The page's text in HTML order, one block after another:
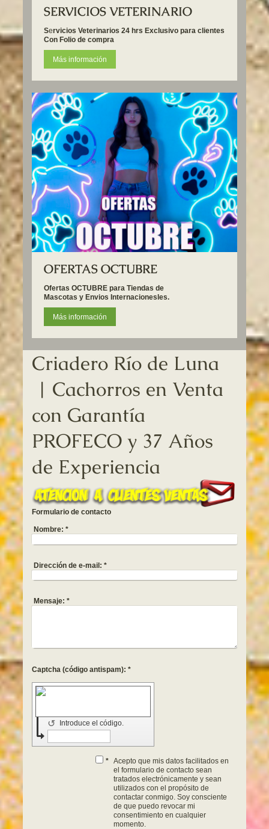
SERVICIOS VETERINARIO
Servicios Veterinarios 24 hrs Exclusivo para clientes
Con Folio de compra
Más información
OFERTAS OCTUBRE
Ofertas OCTUBRE para Tiendas de
Mascotas y Envios Internacionesles.
Más información
Criadero Río de Luna
| Cachorros en Venta
con Garantía
PROFECO y 37 Años
de Experiencia
Formulario de contacto
Nombre: *
Dirección de e-mail: *
Mensaje: *
Captcha (código antispam): *
Introduce el código.
↺
*
Acepto que mis datos facilitados en
el formulario de contacto sean
tratados electrónicamente y sean
utilizados con el propósito de
contactar conmigo. Soy consciente
de que puedo revocar mi
consentimiento en cualquier
momento.